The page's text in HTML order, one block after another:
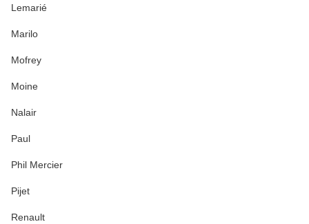
Lemarié
Marilo
Mofrey
Moine
Nalair
Paul
Phil Mercier
Pijet
Renault